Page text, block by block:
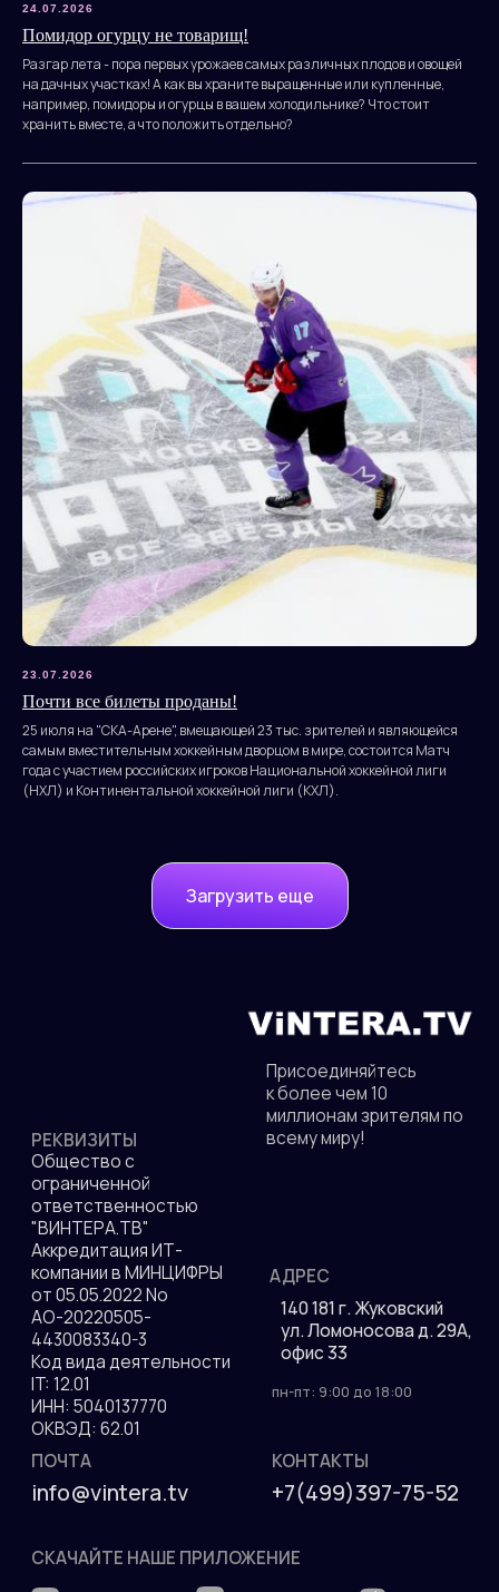
24.07.2026
Помидор огурцу не товарищ!
Разгар лета - пора первых урожаев самых различных плодов и овощей
на дачных участках! А как вы храните выращенные или купленные,
например, помидоры и огурцы в вашем холодильнике? Что стоит
хранить вместе, а что положить отдельно?
23.07.2026
Почти все билеты проданы!
25 июля на "СКА-Арене", вмещающей 23 тыс. зрителей и являющейся
самым вместительным хоккейным дворцом в мире, состоится Матч
года с участием российских игроков Национальной хоккейной лиги
(НХЛ) и Континентальной хоккейной лиги (КХЛ).
Загрузить еще